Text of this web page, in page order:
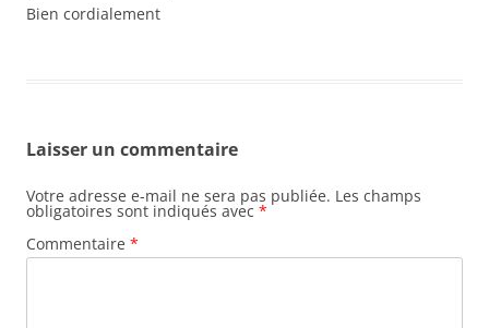
Bien cordialement
Laisser un commentaire
Votre adresse e-mail ne sera pas publiée. Les champs
obligatoires sont indiqués avec *
Commentaire *